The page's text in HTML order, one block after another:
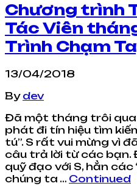
Chương trình
Tác Viên
Trình Chạm
13/04/2018
By dev
Đã một tháng trôi
phát đi tín hiệu tìm
tú”. S rất vui mừng vì
câu trả lời từ các bạn.
quỹ đạo với S, hẳn các
chúng ta … Continued